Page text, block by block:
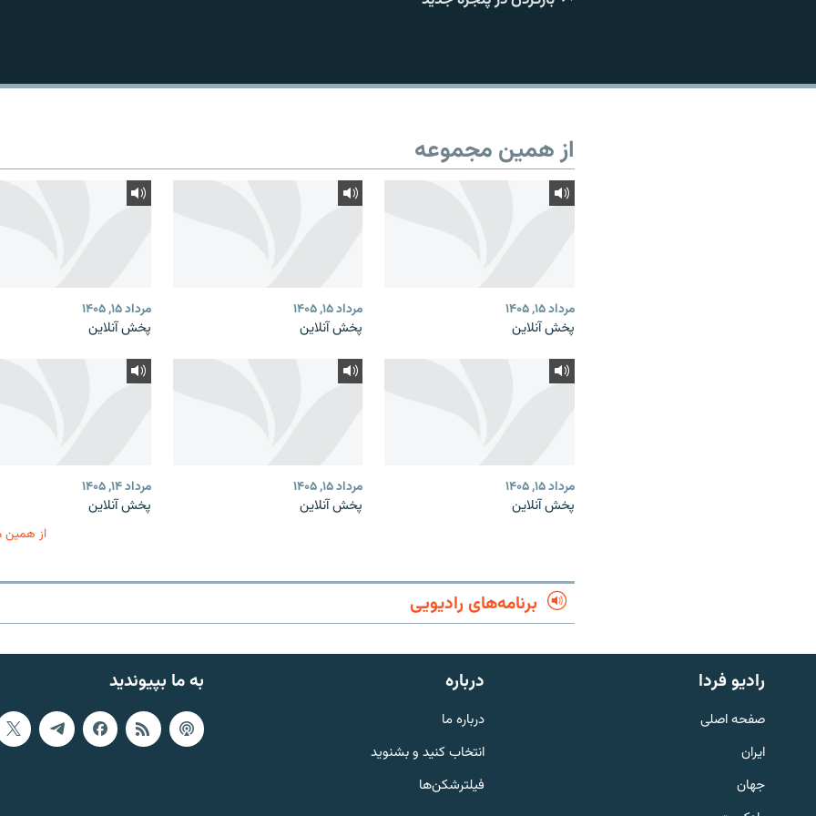
English
به ما بپیوندید
از همین مجموعه
مرداد ۱۵, ۱۴۰۵
پخش آنلاین
مرداد ۱۵, ۱۴۰۵
پخش آنلاین
مرداد ۱۵, ۱۴۰۵
پخش آنلاین
مرداد ۱۵, ۱۴۰۵
پخش آنلاین
مرداد ۱۵, ۱۴۰۵
پخش آنلاین
مرداد ۱۴, ۱۴۰۵
پخش آنلاین
از همین
برنامه‌های رادیویی
به ما بپیوندید رادیو فردا
صفحه اصلی
ایران
جهان
درباره
درباره ما
انتخاب کنید و بشنوید
فیلترشکن‌ها